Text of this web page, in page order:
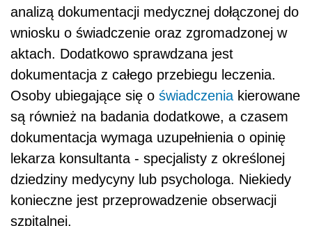
analizą dokumentacji medycznej dołączonej do
wniosku o świadczenie oraz zgromadzonej w
aktach. Dodatkowo sprawdzana jest
dokumentacja z całego przebiegu leczenia.
Osoby ubiegające się o świadczenia kierowane
są również na badania dodatkowe, a czasem
dokumentacja wymaga uzupełnienia o opinię
lekarza konsultanta - specjalisty z określonej
dziedziny medycyny lub psychologa. Niekiedy
konieczne jest przeprowadzenie obserwacji
szpitalnej.